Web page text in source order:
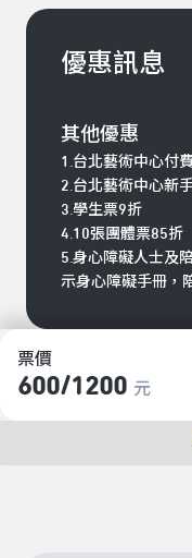
票價
600/​1200 元
優惠訊息
其他優惠
1.台北藝術中心付
2.台北藝術中心新
3.學生票9折
4.10張團體票85折
5.身心障礙人士及
示身心障礙手冊，